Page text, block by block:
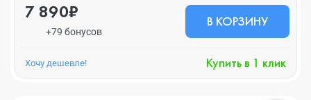
7 890₽
+79 бонусов
В КОРЗИНУ
Хочу дешевле! Купить в 1 клик